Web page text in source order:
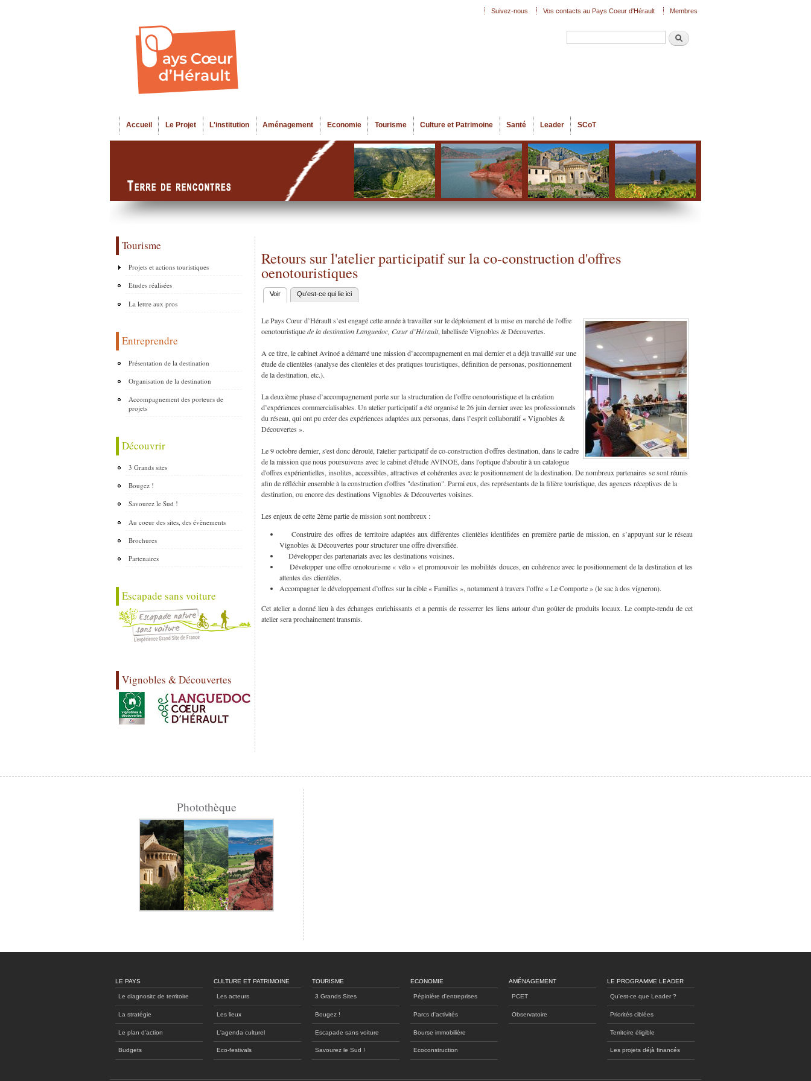
Recherche
Menu principal
Accueil Le Projet L'institution Aménagement Economie Tourisme Culture et Patrimoine Santé Leader SCoT
Suivez-nous Vos contacts au Pays Coeur d'Hérault Membres
Tourisme
Projets et actions touristiques
Etudes réalisées
La lettre aux pros
Entreprendre
Présentation de la destination
Organisation de la destination
Accompagnement des porteurs de
projets
Découvrir
3 Grands sites
Bougez !
Savourez le Sud !
Au coeur des sites, des évènements
Brochures
Partenaires
Escapade sans voiture
Vignobles & Découvertes
Retours sur l'atelier participatif sur la co-construction d'offres
oenotouristiques
Onglets principaux
Voir (onglet actif)
Qu'est-ce qui lie ici
Le Pays Cœur d’Hérault s’est engagé cette année à travailler sur le déploiement et la mise en marché de l'offre
oenotouristiquede la destination Languedoc, Cœur d’Hérault, labellisée Vignobles & Découvertes.
A ce titre, le cabinet Avinoé a démarré une mission d’accompagnement en mai dernier et a déjà travaillé sur une
étude de clientèles (analyse des clientèles et des pratiques touristiques, définition de personas, positionnement
de la destination, etc.).
La deuxième phase d’accompagnement porte sur la structuration de l’offre oenotouristique et la création
d’expériences commercialisables. Un atelier participatif a été organisé le 26 juin dernier avec les professionnels
du réseau, qui ont pu créer des expériences adaptées aux personas, dans l’esprit collaboratif « Vignobles &
Découvertes ».
Le 9 octobre dernier, s'est donc déroulé, l'atelier participatif de co-construction d'offres destination, dans le cadre
de la mission que nous poursuivons avec le cabinet d'étude AVINOE, dans l'optique d'aboutir à un catalogue
d'offres expérientielles, insolites, accessibles, attractives et cohérentes avec le positionnement de la destination. De nombreux partenaires se sont réunis
afin de réfléchir ensemble à la construction d'offres "destination". Parmi eux, des représentants de la filière touristique, des agences réceptives de la
destination, ou encore des destinations Vignobles & Découvertes voisines.
Les enjeux de cette 2ème partie de mission sont nombreux :
Construire des offres de territoire adaptées aux différentes clientèles identifiées en première partie de mission, en s’appuyant sur le réseau
Vignobles & Découvertes pour structurer une offre diversifiée.
Développer des partenariats avec les destinations voisines.
Développer une offre œnotourisme « vélo » et promouvoir les mobilités douces, en cohérence avec le positionnement de la destination et les
attentes des clientèles.
Accompagner le développement d’offres sur la cible « Familles », notamment à travers l’offre « Le Comporte » (le sac à dos vigneron).
Cet atelier a donné lieu à des échanges enrichissants et a permis de resserrer les liens autour d'un goûter de produits locaux. Le compte-rendu de cet
atelier sera prochainement transmis.
Photothèque
LE PAYS
Le diagnositc de territoire
La stratégie
Le plan d'action
Budgets
CULTURE ET PATRIMOINE
Les acteurs
Les lieux
L'agenda culturel
Eco-festivals
TOURISME
3 Grands Sites
Bougez !
Escapade sans voiture
Savourez le Sud !
ECONOMIE
Pépinière d'entreprises
Parcs d'activités
Bourse immobilière
Ecoconstruction
AMÉNAGEMENT
PCET
Observatoire
LE PROGRAMME LEADER
Qu'est-ce que Leader ?
Priorités ciblées
Territoire éligible
Les projets déjà financés